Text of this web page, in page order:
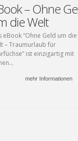
– Ohne
die Welt
eBook “Ohne Geld um die
– Traumurlaub für
ist einzigartig mit
mehr Informationen